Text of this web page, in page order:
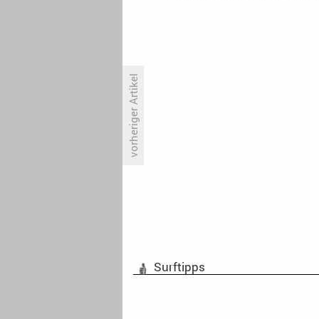
vorheriger Artikel
Surftipps